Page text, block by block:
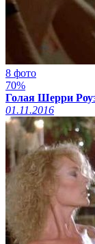
8 фото
70%
Голая Шерри
01.11.2016